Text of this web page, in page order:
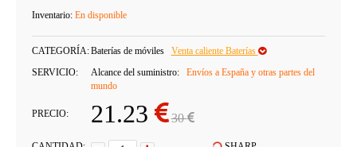
Inventario: En disponible
CATEGORÍA:Baterías de móviles
Venta caliente Baterías
SERVICIO:
Alcance del suministro:
Envíos a España y otras partes del
mundo
PRECIO: 21.23 30